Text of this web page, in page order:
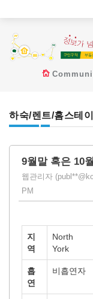
하숙/렌트/홈스테이
9월말 혹은 10
웹관리자
PM
지
역
North
York
흡
연
비흡연자